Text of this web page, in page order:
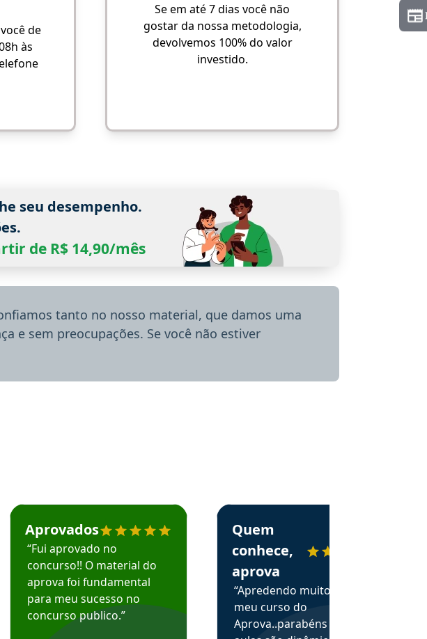
de
às
Se em até 7 dias você não
gostar da nossa metodologia,
devolvemos 100% do valor
investido.
seu desempenho.
de R$ 14,90/mês
tanto no nosso material, que damos uma
e sem preocupações. Se você não estiver
em depoimento
Estudante Mário recomenda o Aprova Concursos em depoimento
Aprovados
“Fui aprovado no
concurso!! O material do
aprova foi fundamental
para meu sucesso no
concurso publico.”
Estudante Alessandra recomenda o Aprova
Quem
conhece,
aprova
“Apredendo muito no
meu curso do
Aprova..parabéns pelas